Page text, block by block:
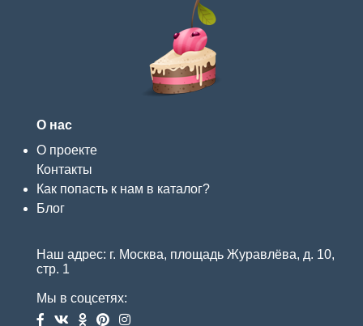
О нас
О проекте
Контакты
Как попасть к нам в каталог?
Блог
Наш адрес: г. Москва, площадь Журавлёва, д. 10,
стр. 1
Мы в соцсетях: